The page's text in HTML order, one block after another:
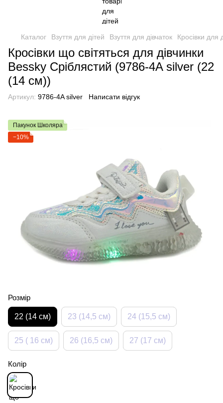
Каталог Взуття для дітей Взуття для дівчаток Кросівки для
Кросівки що світяться для дівчинки
Bessky Сріблястий (9786-4A silver ( 22
(14 см))
Артикул: 9786-4A silver Написати відгук
Пакунок Школяра
−10%
Розмір
22 (14 см) 23 (14,5 см) 24 (15,5 см)
25 ( 16 см) 26 (16,5 см) 27 (17 см)
Колір